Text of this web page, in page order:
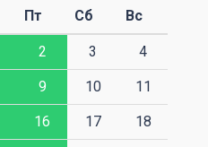
Пт Сб Вс
2 3 4
9 10 11
16 17 18